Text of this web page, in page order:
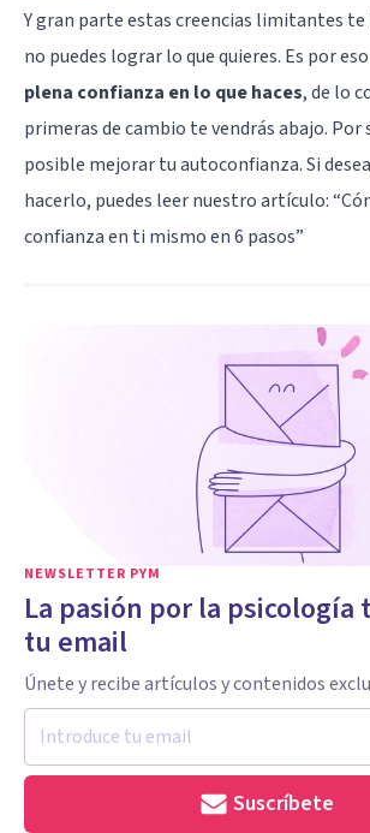
Y gran parte estas creencias limitantes te
no puedes lograr lo que quieres. Es por
plena confianza en lo que haces, de lo
primeras de cambio te vendrás abajo. Por
posible mejorar tu autoconfianza. Si
hacerlo, puedes leer nuestro artículo: “
confianza en ti mismo en 6 pasos”
NEWSLETTER PYM
La pasión por la psicología
tu email
Únete y recibe artículos y contenidos
Suscríbete